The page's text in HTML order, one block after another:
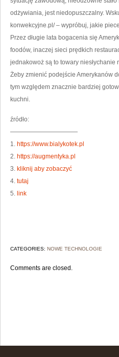
odżywiania, jest niedopuszczalny.
konwekcyjne.pl/ – wypróbuj, jakie
Przez długie lata bogacenia się
foodów, inaczej sieci prędkich
jednakowoż są to towary niesłychanie
Żeby zmienić podejście Amerykanów
tym względem znacznie bardziej
kuchni.
źródło:
———————————
1. https://www.bialykotek.pl
2. https://augmentyka.pl
3. kliknij aby zobaczyć
4. tutaj
5. link
CATEGORIES: NOWE TECHNOLOGIE
Comments are closed.